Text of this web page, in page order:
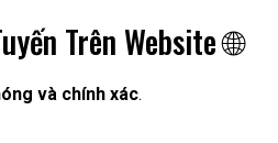
Trên Website 🌐
và chính xác.